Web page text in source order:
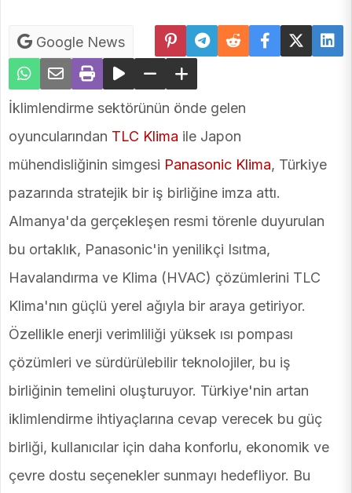
Google News
İklimlendirme sektörünün önde gelen
oyuncularından TLC Klima ile Japon
mühendisliğinin simgesi Panasonic Klima, Türkiye
pazarında stratejik bir iş birliğine imza attı.
Almanya'da gerçekleşen resmi törenle duyurulan
bu ortaklık, Panasonic'in yenilikçi Isıtma,
Havalandırma ve Klima (HVAC) çözümlerini TLC
Klima'nın güçlü yerel ağıyla bir araya getiriyor.
Özellikle enerji verimliliği yüksek ısı pompası
çözümleri ve sürdürülebilir teknolojiler, bu iş
birliğinin temelini oluşturuyor. Türkiye'nin artan
iklimlendirme ihtiyaçlarına cevap verecek bu güç
birliği, kullanıcılar için daha konforlu, ekonomik ve
çevre dostu seçenekler sunmayı hedefliyor. Bu